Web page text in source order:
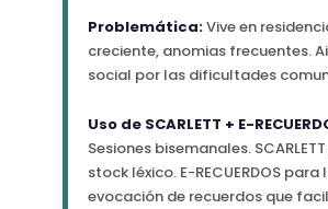
Problemática:Vive en
creciente, anomias frecuentes.
social por las dificultades
Uso de SCARLETT + E-
Sesiones bisemanales.
stock léxico. E-RECUERDOS para
evocación de recuerdos que